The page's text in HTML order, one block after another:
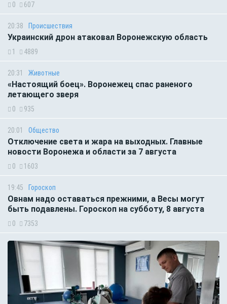
0 607
20:38 Происшествия
Украинский дрон атаковал Воронежскую область
1 4889
20:31 Животные
«Настоящий боец». Воронежец спас раненого
летающего зверя
0 935
20:01 Общество
Отключение света и жара на выходных. Главные
новости Воронежа и области за 7 августа
0 1603
19:45 Гороскоп
Овнам надо оставаться прежними, а Весы могут
быть подавлены. Гороскоп на субботу, 8 августа
0 7353